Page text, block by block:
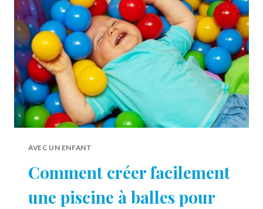
L’HEURE
DU
DODO
AVEC UN ENFANT
Comment créer facilement
une piscine à balles pour